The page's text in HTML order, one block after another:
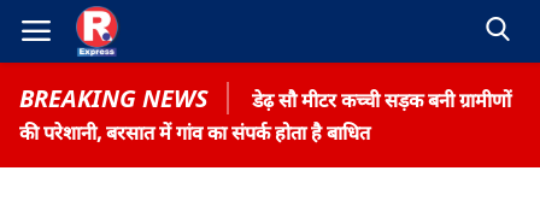
BREAKING NEWS
डेढ़ सौ मीटर कच्ची सड़क बनी ग्रामीणों
की परेशानी, बरसात में गांव का संपर्क होता है बाधित